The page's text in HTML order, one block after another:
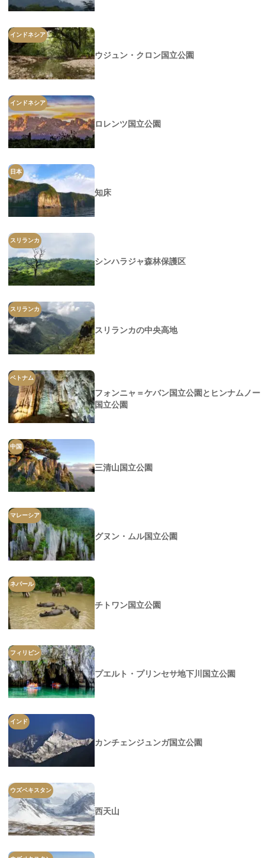
インドネシア
ウジュン・クロン国立公園
インドネシア
ロレンツ国立公園
日本
知床
スリランカ
シンハラジャ森林保護区
スリランカ
スリランカの中央高地
ベトナム
フォンニャ＝ケバン国立公園とヒンナムノー
国立公園
中国
三清山国立公園
マレーシア
グヌン・ムル国立公園
ネパール
チトワン国立公園
フィリピン
プエルト・プリンセサ地下川国立公園
インド
カンチェンジュンガ国立公園
ウズベキスタン
西天山